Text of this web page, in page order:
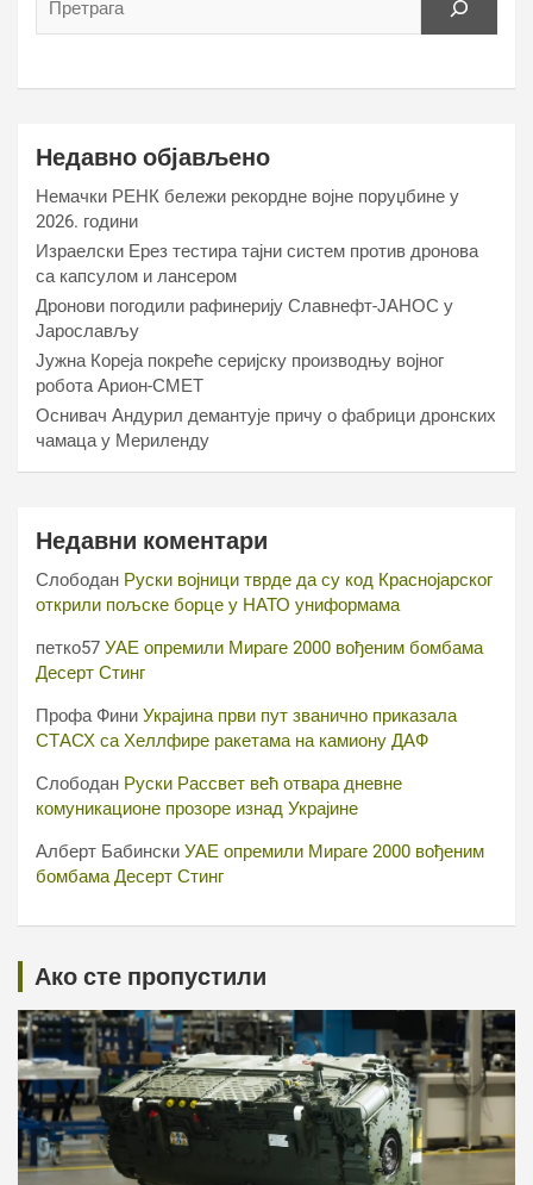
Недавно објављено
Немачки РЕНК бележи рекордне војне поруџбине у
2026. години
Израелски Ерез тестира тајни систем против дронова
са капсулом и лансером
Дронови погодили рафинерију Славнефт-ЈАНОС у
Јарослављу
Јужна Кореја покреће серијску производњу војног
робота Арион-СМЕТ
Оснивач Андурил демантује причу о фабрици дронских
чамаца у Мериленду
Недавни коментари
Слободан Руски војници тврде да су код Краснојарског
открили пољске борце у НАТО униформама
петко57 УАЕ опремили Мираге 2000 вођеним бомбама
Десерт Стинг
Профа Фини Украјина први пут званично приказала
СТАСХ са Хеллфире ракетама на камиону ДАФ
Слободан Руски Рассвет већ отвара дневне
комуникационе прозоре изнад Украјине
Алберт Бабински УАЕ опремили Мираге 2000 вођеним
бомбама Десерт Стинг
Ако сте пропустили